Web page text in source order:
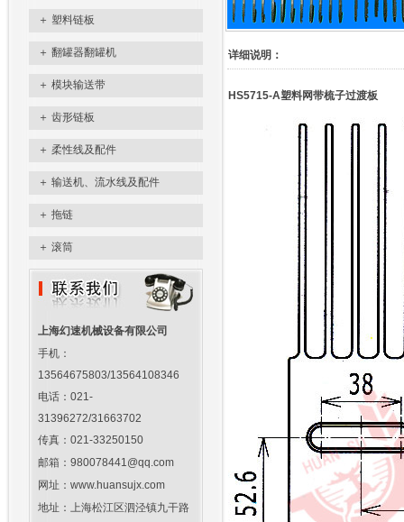
＋ 塑料链板
＋ 翻罐器翻罐机
＋ 模块输送带
＋ 齿形链板
＋ 柔性线及配件
＋ 输送机、流水线及配件
＋ 拖链
＋ 滚筒
上海幻速机械设备有限公司
手机：
13564675803/13564108346
电话：021-
31396272/31663702
传真：021-33250150
邮箱：980078441@qq.com
网址：www.huansujx.com
地址：上海松江区泗泾镇九干路
详细说明：
HS5715-A塑料网带梳子过渡板